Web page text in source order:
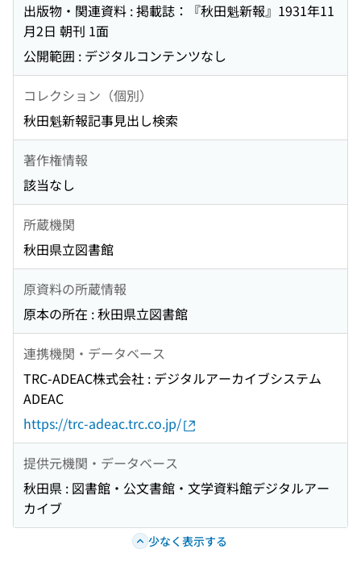
出版物・関連資料 : 掲載誌：『秋田魁新報』1931年11
月2日 朝刊 1面
公開範囲 : デジタルコンテンツなし
コレクション（個別）
秋田魁新報記事見出し検索
著作権情報
該当なし
所蔵機関
秋田県立図書館
原資料の所蔵情報
原本の所在 : 秋田県立図書館
連携機関・データベース
TRC-ADEAC株式会社 : デジタルアーカイブシステム
ADEAC
https://trc-adeac.trc.co.jp/
提供元機関・データベース
秋田県 : 図書館・公文書館・文学資料館デジタルアー
カイブ
少なく表示する